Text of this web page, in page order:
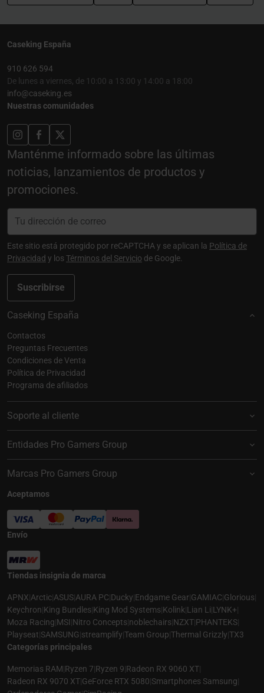
Caseking España
910 626 594
De lunes a viernes, de 10:00 a 13:00 y 14:00 a 18:00
info@caseking.es
Nuestras comunidades
Manténme informado sobre las últimas
noticias, lanzamientos de productos y
promociones.
Suscribirse
Este sitio está protegido por reCAPTCHA y se aplican la Política de
Privacidad y losTérminos del Servicio de Google.
Caseking España
Contactos
Preguntas Frecuentes
Condiciones de Venta
Política de Privacidad
Programa de afiliados
Soporte al cliente
Entidades Pro Gamers Group
Marcas Pro Gamers Group
Aceptamos
Envío
Tiendas insignia de marca
APNX|Arctic|ASUS|AURA PC|Ducky|Endgame Gear|GAMIAC|Glorious|
Keychron|King Bundles|King Mod Systems|Kolink|Lian Li|LYNK+|
Moza Racing|MSI|Nitro Concepts|noblechairs|NZXT|PHANTEKS|
Playseat|SAMSUNG|streamplify|Team Group|Thermal Grizzly|TX3
Categorías principales
Memorias RAM|Ryzen 7|Ryzen 9|Radeon RX 9060 XT|
Radeon RX 9070 XT|GeForce RTX 5080|Smartphones Samsung|